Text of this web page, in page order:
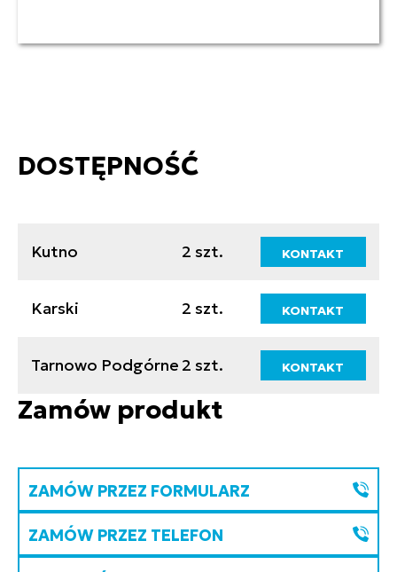
DOSTĘPNOŚĆ
Kutno 2 szt. KONTAKT
Karski 2 szt. KONTAKT
Tarnowo Podgórne 2 szt. KONTAKT
Zamów produkt
ZAMÓW PRZEZ FORMULARZ
ZAMÓW PRZEZ TELEFON